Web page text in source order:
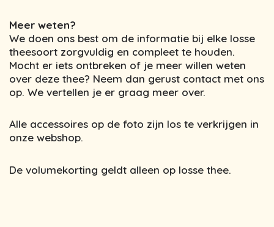
Meer weten?
We doen ons best om de informatie bij elke losse
theesoort zorgvuldig en compleet te houden.
Mocht er iets ontbreken of je meer willen weten
over deze thee? Neem dan gerust contact met ons
op. We vertellen je er graag meer over.
Alle accessoires op de foto zijn los te verkrijgen in
onze webshop.
De volumekorting geldt alleen op losse thee.